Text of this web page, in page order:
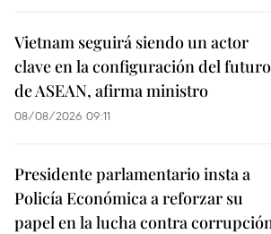
Vietnam seguirá siendo un actor
clave en la configuración del futuro
de ASEAN, afirma ministro
08/08/2026 09:11
Presidente parlamentario insta a
Policía Económica a reforzar su
papel en la lucha contra